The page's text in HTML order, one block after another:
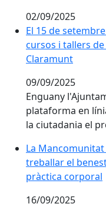
02/09/2025
El 15 de
El 15 de
cursos i tallers
Claramunt
09/09/2025
Enguany
plataforma en
la ciutadania el
La
La
treballar el
pràctica corporal
16/09/2025